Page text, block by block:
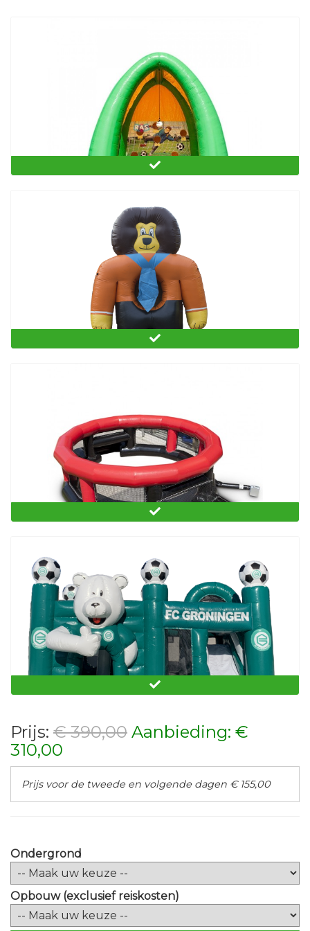
Omhaal arena
Stropdas schieten leeuw
Pannakooi
Springkussen Multiplay FC Groningen
Prijs: € 390,00 Aanbieding: €
310,00
Prijs voor de tweede en volgende dagen € 155,00
Ondergrond
Opbouw (exclusief reiskosten)